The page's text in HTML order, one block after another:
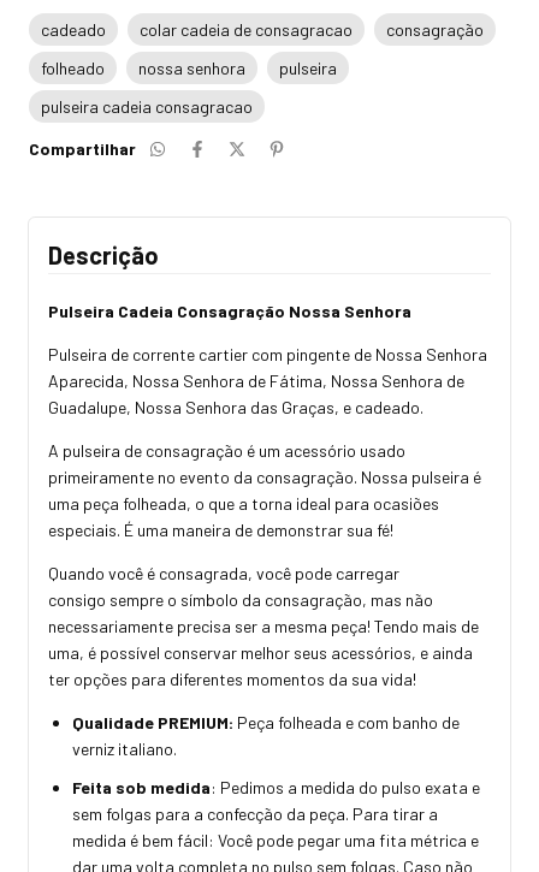
cadeado colar cadeia de consagracao
consagração
folheado
nossa senhora
pulseira
pulseira cadeia consagracao
Compartilhar
Descrição
Pulseira Cadeia Consagração Nossa Senhora
Pulseira de corrente cartier com pingente de Nossa Senhora
Aparecida, Nossa Senhora de Fátima, Nossa Senhora de
Guadalupe, Nossa Senhora das Graças, e cadeado.
A pulseira de consagração é um acessório usado
primeiramente no evento da consagração. Nossa pulseira é
uma peça folheada, o que a torna ideal para ocasiões
especiais. É uma maneira de demonstrar sua fé!
Quando você é consagrada, você pode carregar
consigo sempre o símbolo da consagração, mas não
necessariamente precisa ser a mesma peça! Tendo mais de
uma, é possível conservar melhor seus acessórios, e ainda
ter opções para diferentes momentos da sua vida!
Qualidade PREMIUM: Peça folheada e com banho de
verniz italiano.
Feita sob medida: Pedimos a medida do pulso exata e
sem folgas para a confecção da peça. Para tirar a
medida é bem fácil: Você pode pegar uma fita métrica e
dar uma volta completa no pulso sem folgas. Caso não